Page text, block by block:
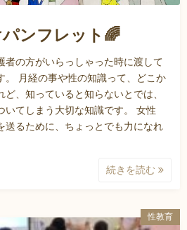
パンフレット🌈
者の方がいらっしゃった時に渡して
。 月経の事や性の知識って、どこか
、知っていると知らないとでは、
いてしまう大切な知識です。 女性
送るために、ちょっとでも力になれ
続きを読む
性教育